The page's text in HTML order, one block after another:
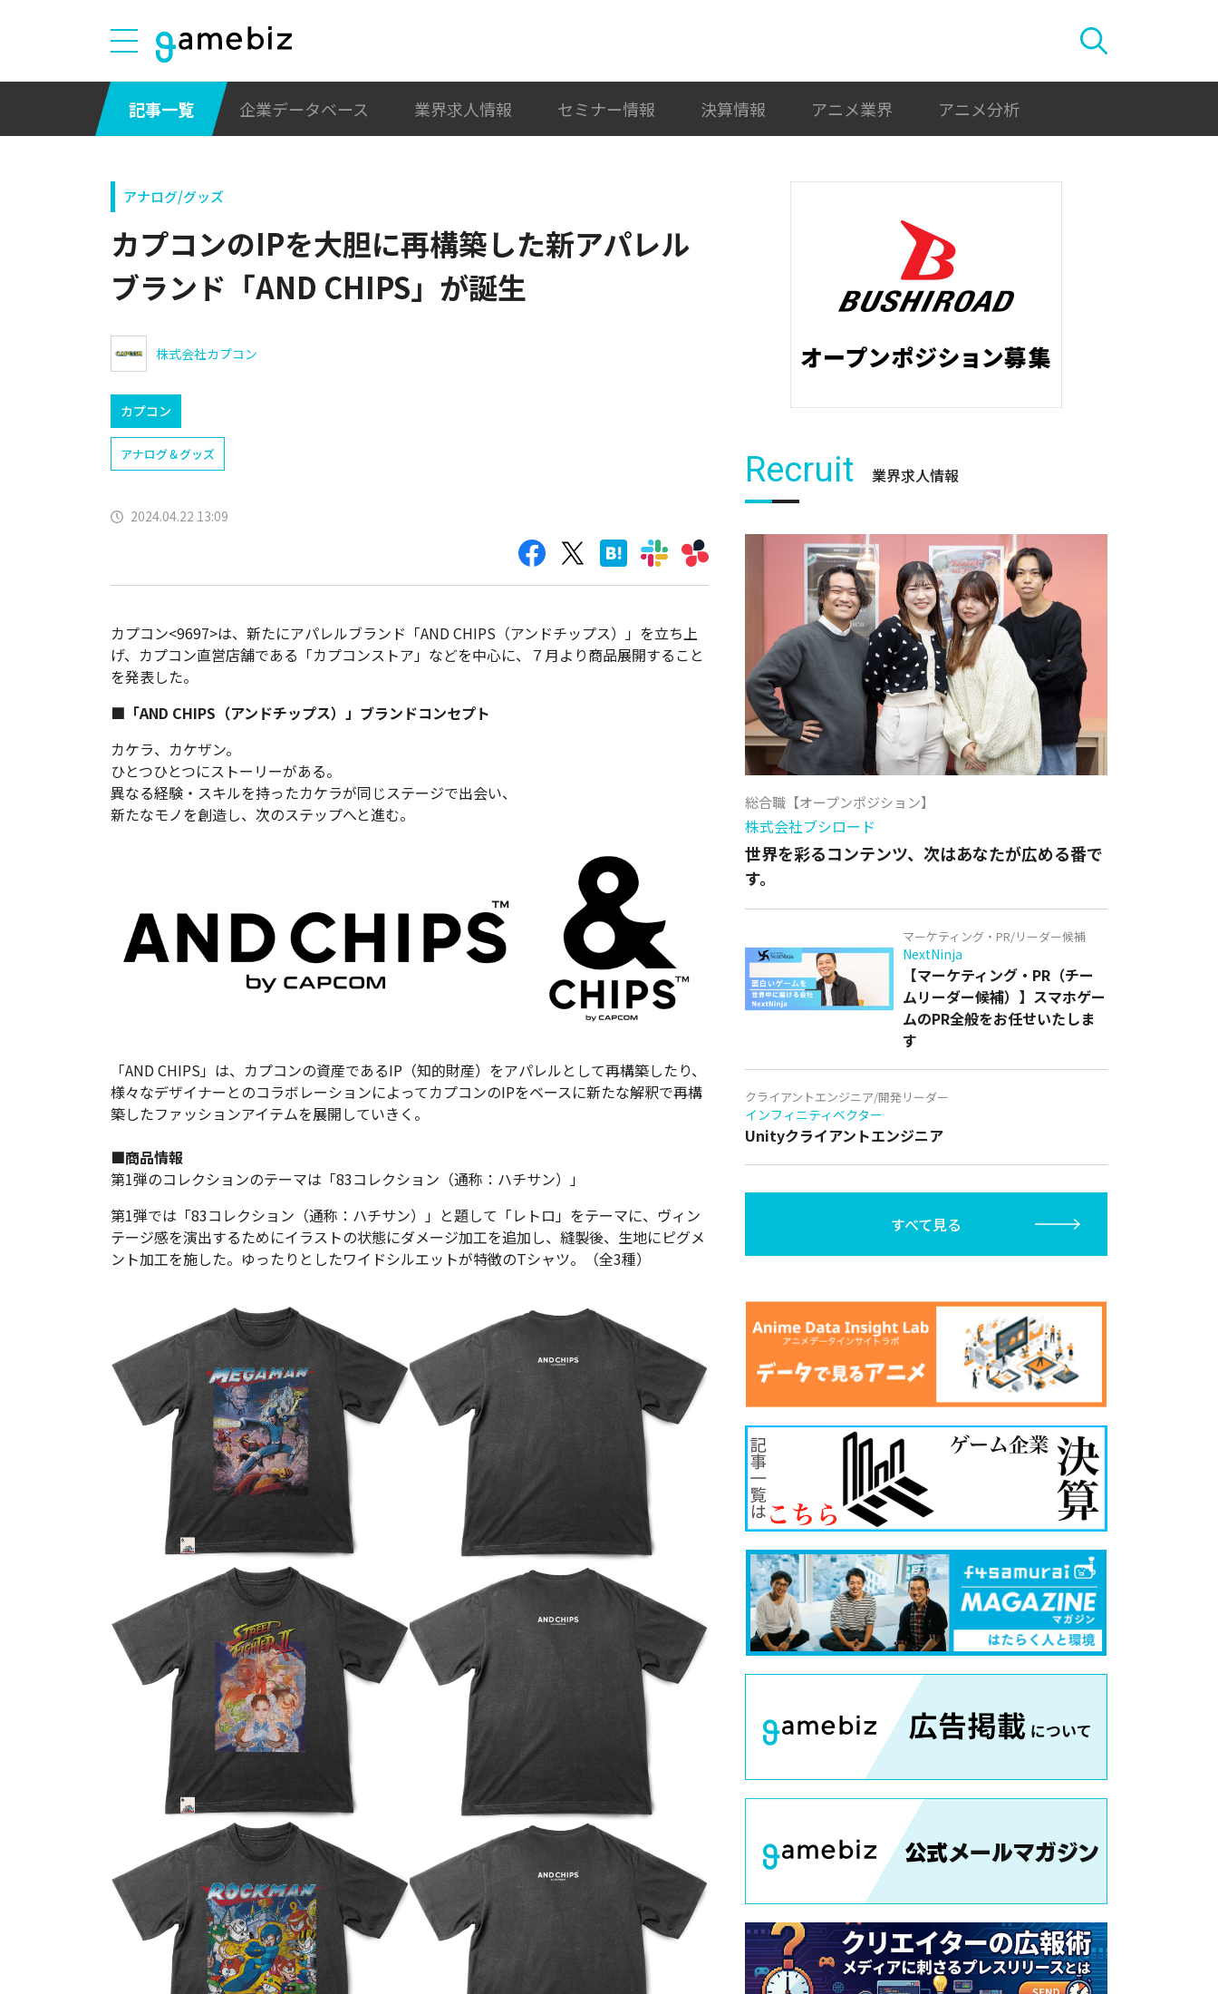
記事一覧 企業データベース 業界求人情報 セミナー情報 決算情報 アニメ業界 アニメ分析
アナログ/グッズ
カプコンのIPを大胆に再構築した新アパレル
ブランド「AND CHIPS」が誕生
株式会社カプコン
カプコン
アナログ＆グッズ
2024.04.22 13:09
カプコン<9697>は、新たにアパレルブランド「AND CHIPS（アンドチップス）」を立ち上
げ、カプコン直営店舗である「カプコンストア」などを中心に、７月より商品展開すること
を発表した。
■「AND CHIPS（アンドチップス）」ブランドコンセプト
カケラ、カケザン。
ひとつひとつにストーリーがある。
異なる経験・スキルを持ったカケラが同じステージで出会い、
新たなモノを創造し、次のステップへと進む。
「AND CHIPS」は、カプコンの資産であるIP（知的財産）をアパレルとして再構築したり、
様々なデザイナーとのコラボレーションによってカプコンのIPをベースに新たな解釈で再構
築したファッションアイテムを展開していきく。
■商品情報
第1弾のコレクションのテーマは「83コレクション（通称：ハチサン）」
第1弾では「83コレクション（通称：ハチサン）」と題して「レトロ」をテーマに、ヴィン
テージ感を演出するためにイラストの状態にダメージ加工を追加し、縫製後、生地にピグメ
ント加工を施した。ゆったりとしたワイドシルエットが特徴のTシャツ。（全3種）
Recruit 業界求人情報
総合職【オープンポジション】
株式会社ブシロード
世界を彩るコンテンツ、次はあなたが広める番で
す。
マーケティング・PR/リーダー候補
NextNinja
【マーケティング・PR（チー
ムリーダー候補）】スマホゲー
ムのPR全般をお任せいたしま
す
クライアントエンジニア/開発リーダー
インフィニティベクター
Unityクライアントエンジニア
すべて見る